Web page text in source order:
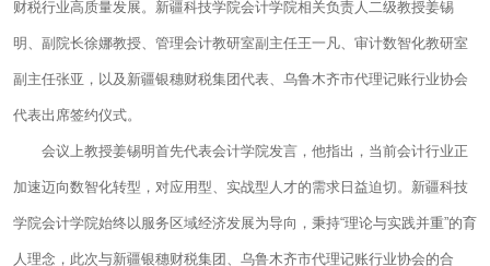
财税行业高质量发展。新疆科技学院会计学院相关负责人二级教授姜锡
明、副院长徐娜教授、管理会计教研室副主任王一凡、审计数智化教研室
副主任张亚，以及新疆银穗财税集团代表、乌鲁木齐市代理记账行业协会
代表出席签约仪式。
会议上教授姜锡明首先代表会计学院发言，他指出，当前会计行业正
加速迈向数智化转型，对应用型、实战型人才的需求日益迫切。新疆科技
学院会计学院始终以服务区域经济发展为导向，秉持“理论与实践并重”的育
人理念，此次与新疆银穗财税集团、乌鲁木齐市代理记账行业协会的合